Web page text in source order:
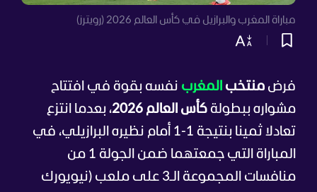
مباراة المغرب والبرازيل في كأس العالم 2026 (رويترز)
فرض منتخب المغرب نفسه بقوة في افتتاح
مشواره ببطولة كأس العالم 2026
، بعدما انتزع
تعادلا ثمينا بنتيجة 1-1 أمام نظيره البرازيلي، في
المباراة التي جمعتهما ضمن الجولة 1 من
منافسات المجموعة الـ3 على ملعب (نيويورك